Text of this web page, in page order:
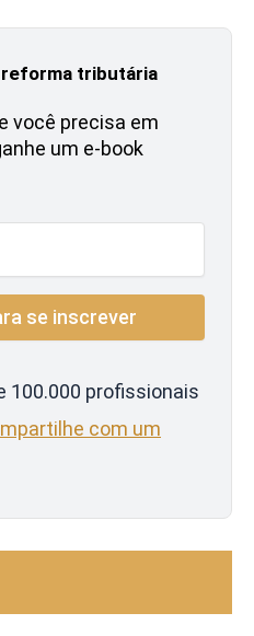
tributária
você precisa em
um e-book
100.000 profissionais
com um